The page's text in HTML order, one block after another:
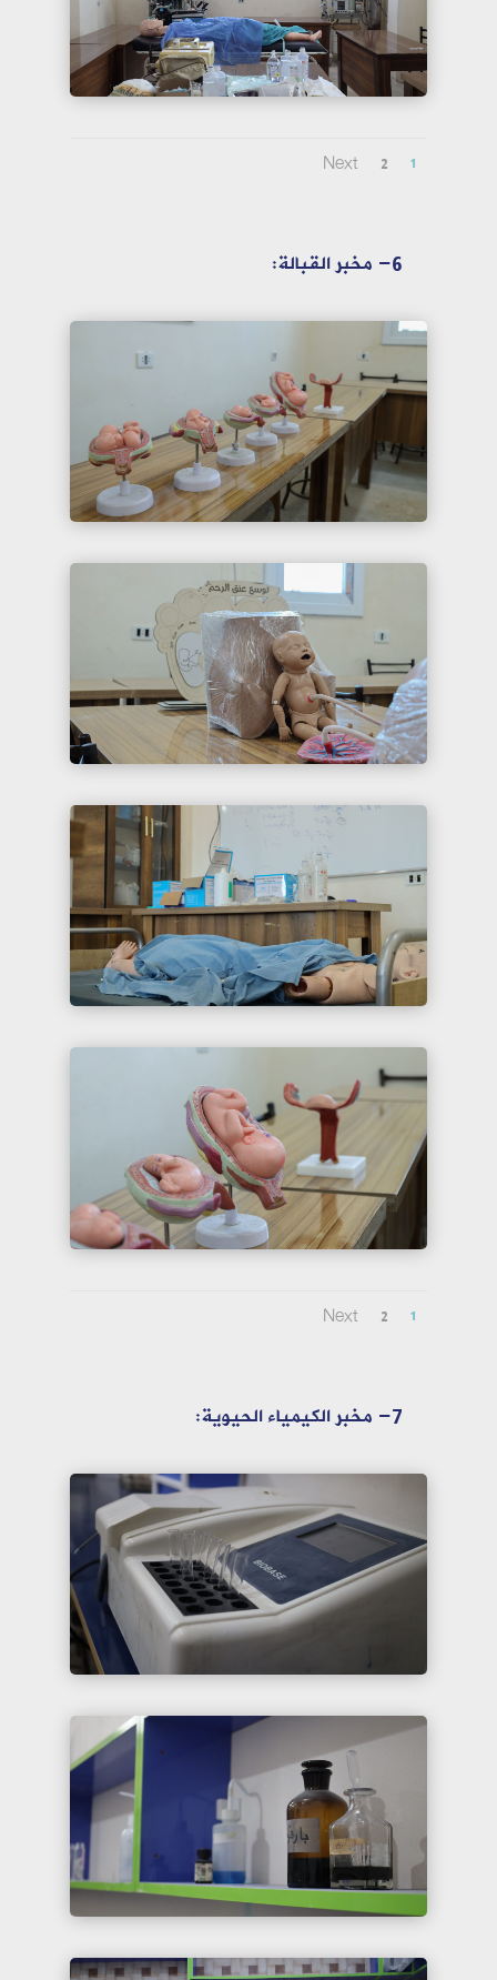
1
2
Next
6- مخبر القبالة:
1
2
Next
7- مخبر الكيمياء الحيوية: